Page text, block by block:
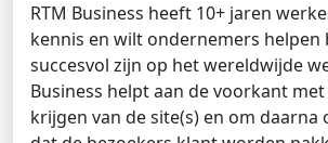
RTM Business heeft 10+ jaren
kennis en wilt ondernemers helpen
succesvol zijn op het wereldwijde
Business helpt aan de voorkant
krijgen van de site(s) en om daarna